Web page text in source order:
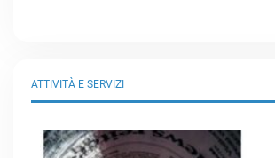
ATTIVITÀ E SERVIZI